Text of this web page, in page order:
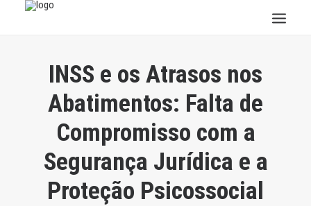
INSTITUCIONAL
PREVIDÊNCIA
INSS e os Atrasos nos
Abatimentos: Falta de
Compromisso com a
Segurança Jurídica e a
Proteção Psicossocial